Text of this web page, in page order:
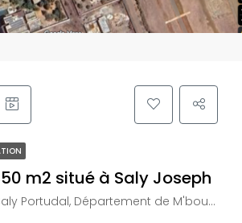
m2 situé à Saly Joseph
Département de M'bour, Région de Thiès, 23002, Sénégal